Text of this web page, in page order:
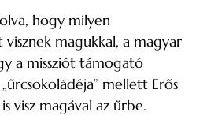
hogy milyen
magukkal, a magyar
a missziót támogató
mellett Erős
visz magával az űrbe.